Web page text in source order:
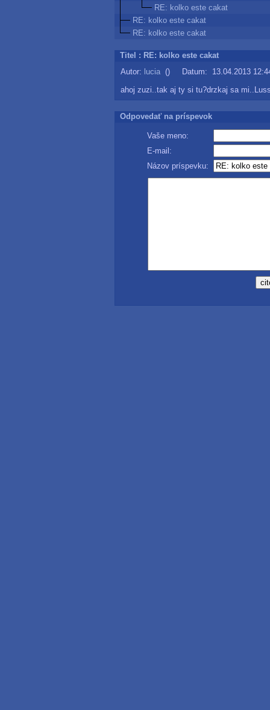
RE: kolko este cakat
RE: kolko este cakat
RE: kolko este cakat
Titel : RE: kolko este cakat
Autor: lucia () Datum: 13.04.2013
ahoj zuzi..tak aj ty si tu?drzkaj sa
Odpovedať na príspevok
Vaše meno:
E-mail:
Názov príspevku: